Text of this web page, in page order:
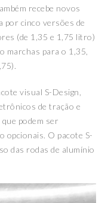
recebe novos
por cinco versões de
(de 1,35 e 1,75 litro)
marchas para o 1,35,
visual S-Design,
de tração e
podem ser
opcionais. O pacote S-
das rodas de alumínio